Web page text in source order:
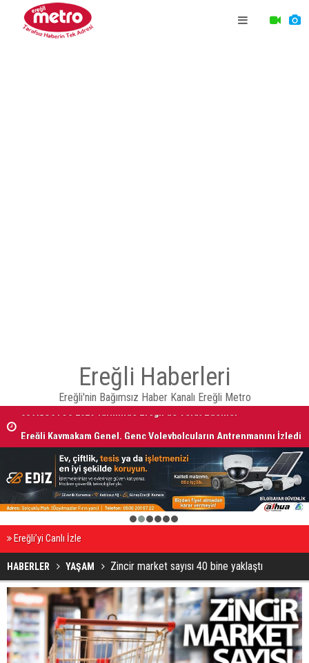
Ereğli Haberleri
Ereğli'nin Bağımsız Haber Kanalı Ereğli Metro
08 AĞUSTOS 2026 Tarihinde Ereğli’de Vefat Edenler
2 3 4 5 6
Ereğli’yi Canlı İzle
HABERLER YAŞAM Zincir market sayısı 40 bine yaklaştı